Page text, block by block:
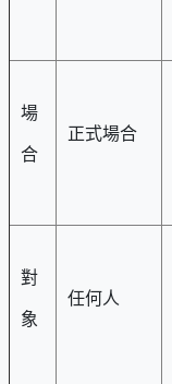
場
合
正式場合
對
象
任何人